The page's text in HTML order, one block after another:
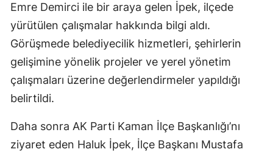
Emre Demirci ile bir araya gelen İpek, ilçede
yürütülen çalışmalar hakkında bilgi aldı.
Görüşmede belediyecilik hizmetleri, şehirlerin
gelişimine yönelik projeler ve yerel yönetim
çalışmaları üzerine değerlendirmeler yapıldığı
belirtildi.
Daha sonra AK Parti Kaman İlçe Başkanlığı’nı
ziyaret eden Haluk İpek, İlçe Başkanı Mustafa